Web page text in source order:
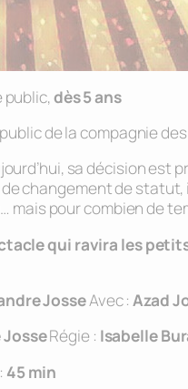
public,dès 5 ans
de la compagnie
sa décision est
changement de
mais pour combien de
qui ravira les
JosseAvec :Azad
Régie : Isabelle
45 min